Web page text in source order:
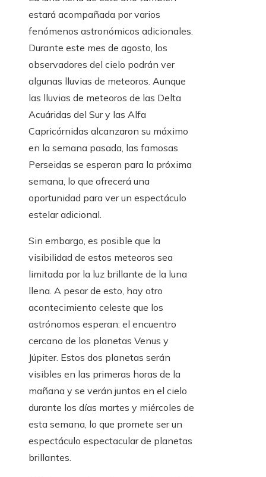
estará acompañada por varios
fenómenos astronómicos adicionales.
Durante este mes de agosto, los
observadores del cielo podrán ver
algunas lluvias de meteoros. Aunque
las lluvias de meteoros de las Delta
Acuáridas del Sur y las Alfa
Capricórnidas alcanzaron su máximo
en la semana pasada, las famosas
Perseidas se esperan para la próxima
semana, lo que ofrecerá una
oportunidad para ver un espectáculo
estelar adicional.
Sin embargo, es posible que la
visibilidad de estos meteoros sea
limitada por la luz brillante de la luna
llena. A pesar de esto, hay otro
acontecimiento celeste que los
astrónomos esperan: el encuentro
cercano de los planetas Venus y
Júpiter. Estos dos planetas serán
visibles en las primeras horas de la
mañana y se verán juntos en el cielo
durante los días martes y miércoles de
esta semana, lo que promete ser un
espectáculo espectacular de planetas
brillantes.